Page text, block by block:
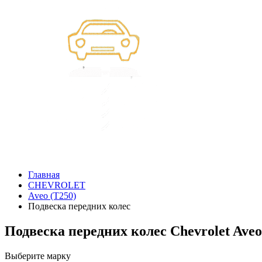
Главная
CHEVROLET
Aveo (T250)
Подвеска передних колес
Подвеска передних колес Chevrolet
Выберите марку